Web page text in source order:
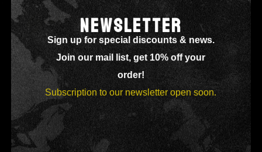
NEWSLETTER
Sign up for special discounts & news.
Join our mail list, get 10% off your
order!
Subscription to our newsletter open soon.